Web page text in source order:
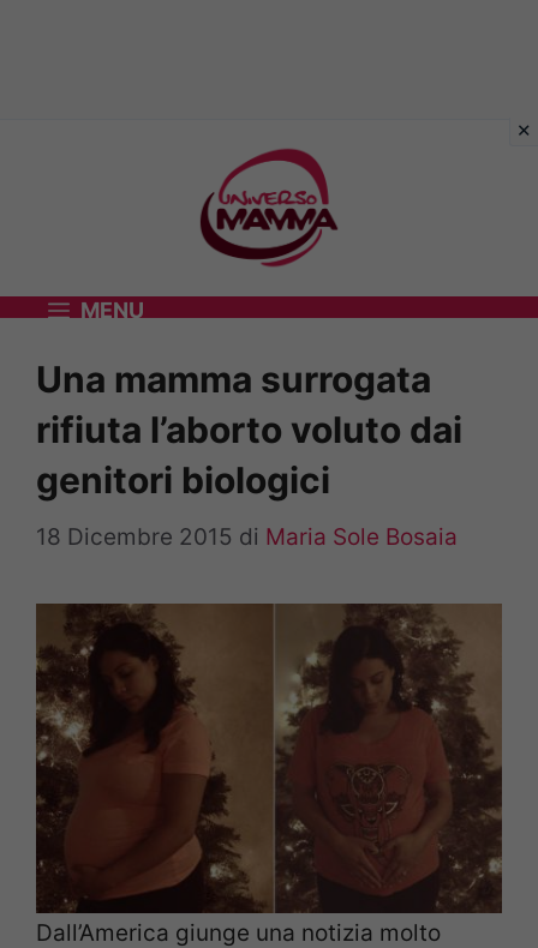
MENU
Una mamma surrogata
rifiuta l’aborto voluto dai
genitori biologici
18 Dicembre 2015 di Maria Sole Bosaia
Dall’America giunge una notizia molto